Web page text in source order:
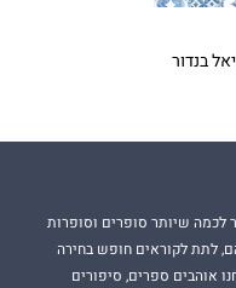
בנדור
שיותר סופרים וסופרות
לתת לקוראים חופש בחירה
אוהבים ספרים, סיפורים